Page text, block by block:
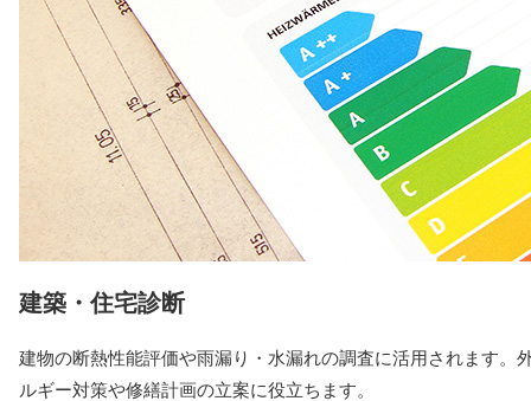
建築・住宅診断
建物の断熱性能評価や雨漏り・水漏れの調査に活用されます
ルギー対策や修繕計画の立案に役立ちます。